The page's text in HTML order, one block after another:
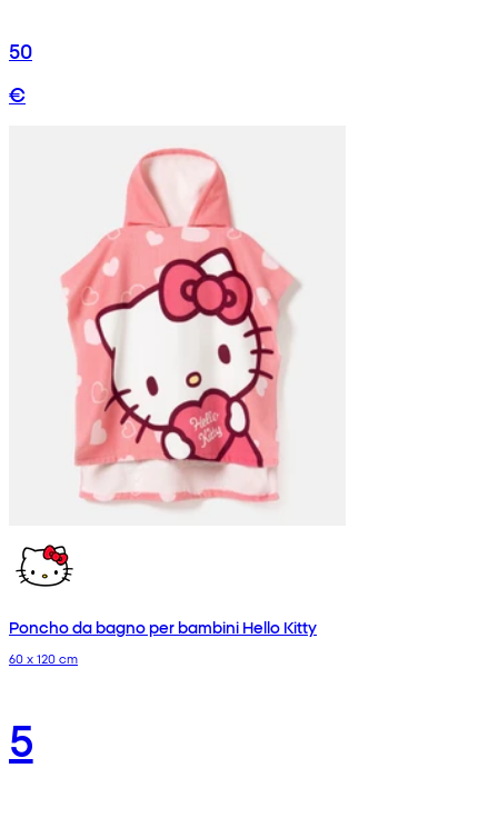
50
€
Poncho da bagno per bambini Hello Kitty
60 x 120 cm
5